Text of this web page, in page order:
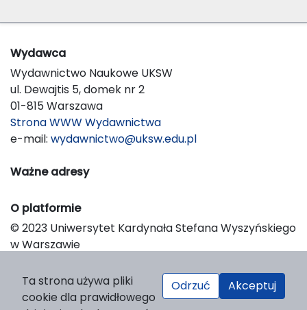
Wydawca
Wydawnictwo Naukowe UKSW
ul. Dewajtis 5, domek nr 2
01-815 Warszawa
Strona WWW Wydawnictwa
e-mail: wydawnictwo@uksw.edu.pl
Ważne adresy
O platformie
© 2023 Uniwersytet Kardynała Stefana Wyszyńskiego
w Warszawie
Platform & Workflow by OJS/PKP
Ta strona używa pliki
cookie dla prawidłowego
Odrzuć Akceptuj